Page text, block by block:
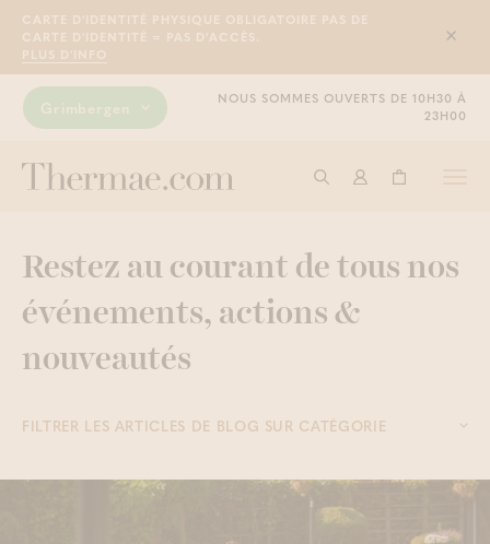
CARTE D'IDENTITÉ PHYSIQUE OBLIGATOIRE PAS DE
CARTE D'IDENTITÉ = PAS D'ACCÈS.
PLUS D'INFO
Sluit
Grimbergen
NOUS SOMMES OUVERTS DE 10H30 À
23H00
Commencer à
Connexion
Panier
Restez au courant de tous nos
événements, actions &
nouveautés
FILTRER LES ARTICLES DE BLOG SUR CATÉGORIE